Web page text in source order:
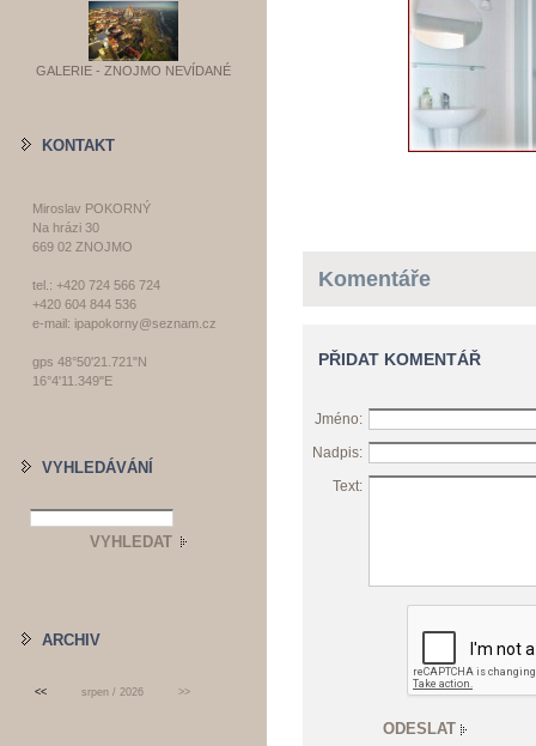
Komentáře
PŘIDAT KOMENTÁŘ
Jméno:
Nadpis:
Text:
GALERIE - ZNOJMO NEVÍDANÉ
KONTAKT
Miroslav POKORNÝ
Na hrázi 30
669 02 ZNOJMO
tel.: +420 724 566 724
+420 604 844 536
e-mail: ipapokorny@seznam.cz
gps 48°50'21.721"N
16°4'11.349"E
VYHLEDÁVÁNÍ
ARCHIV
<< srpen / 2026 >>